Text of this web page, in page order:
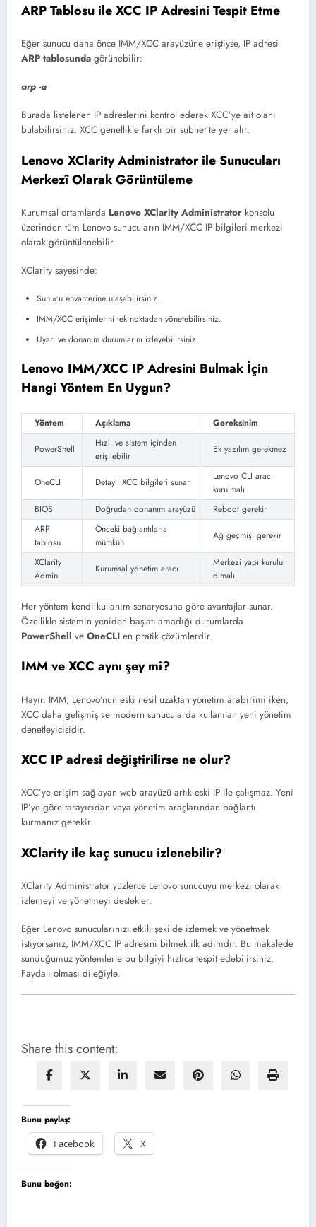
ARP Tablosu ile XCC IP Adresini Tespit Etme
Eğer sunucu daha önce IMM/XCC arayüzüne eriştiyse, IP adresi
ARP tablosunda görünebilir:
arp -a
Burada listelenen IP adreslerini kontrol ederek XCC’ye ait olanı
bulabilirsiniz. XCC genellikle farklı bir subnet’te yer alır.
Lenovo XClarity Administrator ile Sunucuları
Merkezî Olarak Görüntüleme
Kurumsal ortamlarda Lenovo XClarity Administrator konsolu
üzerinden tüm Lenovo sunucuların IMM/XCC IP bilgileri merkezi
olarak görüntülenebilir.
XClarity sayesinde:
Sunucu envanterine ulaşabilirsiniz.
IMM/XCC erişimlerini tek noktadan yönetebilirsiniz.
Uyarı ve donanım durumlarını izleyebilirsiniz.
Lenovo IMM/XCC IP Adresini Bulmak İçin
Hangi Yöntem En Uygun?
Yöntem Açıklama Gereksinim
PowerShell
Hızlı ve sistem içinden
erişilebilir
Ek yazılım gerekmez
OneCLI Detaylı XCC bilgileri sunar
Lenovo CLI aracı
kurulmalı
BIOS
Doğrudan donanım arayüzü
Reboot gerekir
ARP
tablosu
Önceki bağlantılarla
mümkün
Ağ geçmişi gerekir
XClarity
Admin
Kurumsal yönetim aracı
Merkezi yapı kurulu
olmalı
Her yöntem kendi kullanım senaryosuna göre avantajlar sunar.
Özellikle sistemin yeniden başlatılamadığı durumlarda
PowerShell ve OneCLI en pratik çözümlerdir.
IMM ve XCC aynı şey mi?
Hayır. IMM, Lenovo’nun eski nesil uzaktan yönetim arabirimi iken,
XCC daha gelişmiş ve modern sunucularda kullanılan yeni yönetim
denetleyicisidir.
XCC IP adresi değiştirilirse ne olur?
XCC’ye erişim sağlayan web arayüzü artık eski IP ile çalışmaz. Yeni
IP’ye göre tarayıcıdan veya yönetim araçlarından bağlantı
kurmanız gerekir.
XClarity ile kaç sunucu izlenebilir?
XClarity Administrator yüzlerce Lenovo sunucuyu merkezi olarak
izlemeyi ve yönetmeyi destekler.
Eğer Lenovo sunucularınızı etkili şekilde izlemek ve yönetmek
istiyorsanız, IMM/XCC IP adresini bilmek ilk adımdır. Bu makalede
sunduğumuz yöntemlerle bu bilgiyi hızlıca tespit edebilirsiniz.
Faydalı olması dileğiyle.
Share this content:
Bunu paylaş:
Facebook
X
Bunu beğen: